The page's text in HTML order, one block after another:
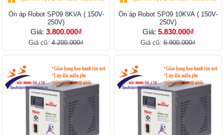
Ổn áp Robot SP09 8KVA ( 150V-
250V)
Giá: 3.800.000₫
Giá cũ: 4.200.000₫
Ổn áp Robot SP09 10KVA ( 150V-
250V)
Giá: 5.830.000₫
Giá cũ: 6.900.000₫